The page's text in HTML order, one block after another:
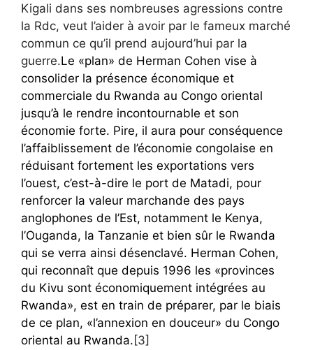
Kigali dans ses nombreuses agressions contre
la Rdc, veut l’aider à avoir par le fameux marché
commun ce qu’il prend aujourd’hui par la
guerre.Le «plan» de Herman Cohen vise à
consolider la présence économique et
commerciale du Rwanda au Congo oriental
jusqu’à le rendre incontournable et son
économie forte. Pire, il aura pour conséquence
l’affaiblissement de l’économie congolaise en
réduisant fortement les exportations vers
l’ouest, c’est-à-dire le port de Matadi, pour
renforcer la valeur marchande des pays
anglophones de l’Est, notamment le Kenya,
l’Ouganda, la Tanzanie et bien sûr le Rwanda
qui se verra ainsi désenclavé. Herman Cohen,
qui reconnaît que depuis 1996 les «provinces
du Kivu sont économiquement intégrées au
Rwanda», est en train de préparer, par le biais
de ce plan, «l’annexion en douceur» du Congo
oriental au Rwanda. [3]